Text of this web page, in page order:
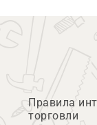
Правила
торговли